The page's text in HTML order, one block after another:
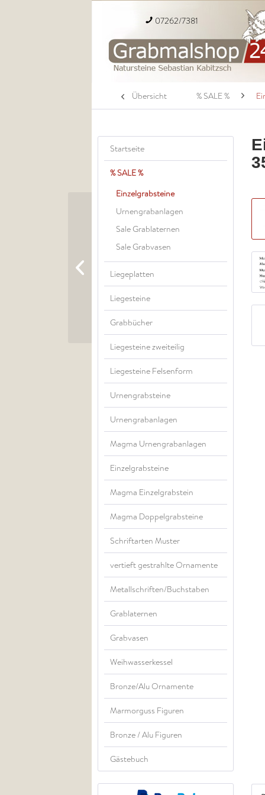
07262/7381
Übersicht % SALE %
Startseite
% SALE %
Einzelgrabsteine
Urnengrabanlagen
Sale Grablaternen
Sale Grabvasen
Liegeplatten
Liegesteine
Grabbücher
Liegesteine zweiteilig
Liegesteine Felsenform
Urnengrabsteine
Urnengrabanlagen
Magma Urnengrabanlagen
Einzelgrabsteine
Magma Einzelgrabstein
Magma Doppelgrabsteine
Schriftarten Muster
vertieft gestrahlte Ornamente
Metallschriften/Buchstaben
Grablaternen
Grabvasen
Weihwasserkessel
Bronze/Alu Ornamente
Marmorguss Figuren
Bronze / Alu Figuren
Gästebuch